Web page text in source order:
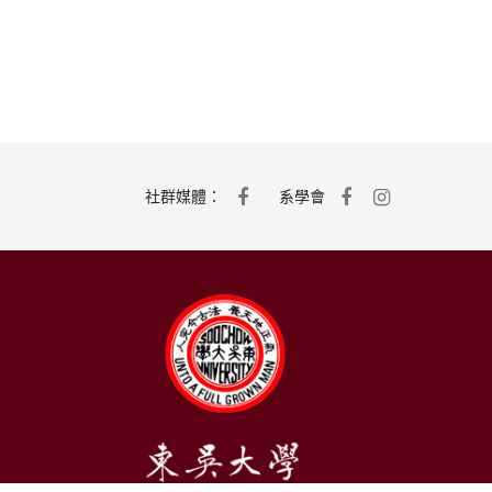
社群媒體： 系學會